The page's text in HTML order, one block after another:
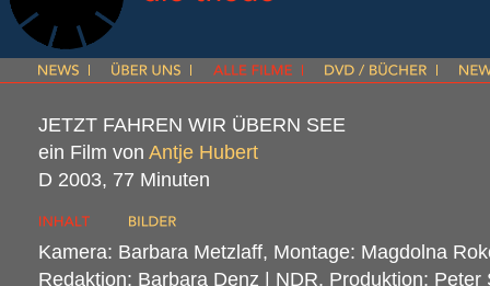
JETZT FAHREN WIR ÜBERN SEE
ein Film von Antje Hubert
D 2003, 77 Minuten
Kamera: Barbara Metzlaff, Montage: Magdolna
Redaktion: Barbara Denz | NDR, Produktion: Peter